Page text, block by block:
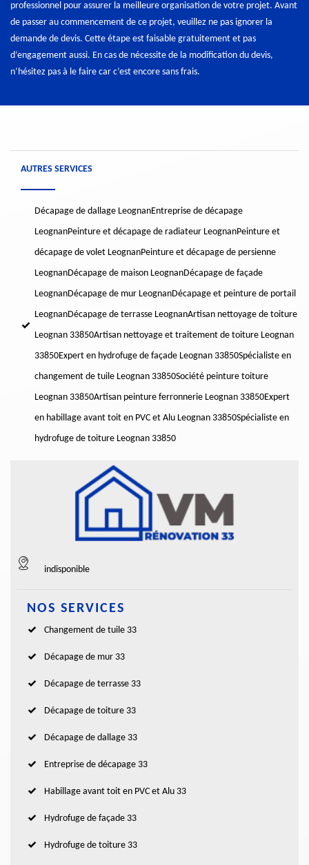
professionnel pour assurer la meilleure organisation de votre projet. Avant
de passer au commencement de ce projet, veuillez ne pas ignorer la
demande de devis. Cette étape est faisable gratuitement et pas
d’engagement aussi. En cas de nécessite de la modification du devis,
n’hésitez pas à le faire car c’est encore sans frais.
AUTRES SERVICES
Décapage de dallage LeognanEntreprise de décapage
LeognanPeinture et décapage de radiateur LeognanPeinture et
décapage de volet LeognanPeinture et décapage de persienne
LeognanDécapage de maison LeognanDécapage de façade
LeognanDécapage de mur LeognanDécapage et peinture de portail
LeognanDécapage de terrasse LeognanArtisan nettoyage de toiture
Leognan 33850Artisan nettoyage et traitement de toiture Leognan
33850Expert en hydrofuge de façade Leognan 33850Spécialiste en
changement de tuile Leognan 33850Société peinture toiture
Leognan 33850Artisan peinture ferronnerie Leognan 33850Expert
en habillage avant toit en PVC et Alu Leognan 33850Spécialiste en
hydrofuge de toiture Leognan 33850
indisponible
NOS SERVICES
Changement de tuile 33
Décapage de mur 33
Décapage de terrasse 33
Décapage de toiture 33
Décapage de dallage 33
Entreprise de décapage 33
Habillage avant toit en PVC et Alu 33
Hydrofuge de façade 33
Hydrofuge de toiture 33